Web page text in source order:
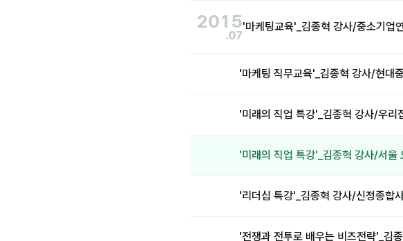
2015
.07
'마케팅교육'_김종혁 강사/중소기업
'마케팅 직무교육'_김종혁 강사/현대
'미래의 직업 특강'_김종혁 강사/우리
'미래의 직업 특강'_김종혁 강사/서울
'리더십 특강'_김종혁 강사/신정종합
'전쟁과 전투로 배우는 비즈전략'_김